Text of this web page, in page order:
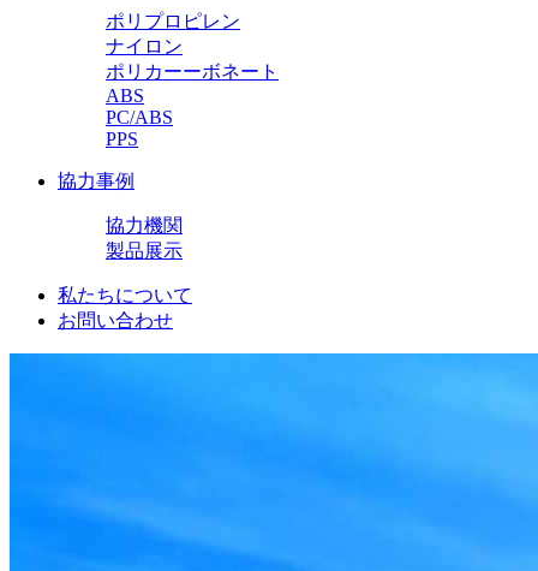
ポリプロピレン
ナイロン
ポリカーーボネート
ABS
PC/ABS
PPS
協力事例
協力機関
製品展示
私たちについて
お問い合わせ